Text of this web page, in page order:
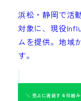
浜松・静岡で活
対象に、現役
ムを提供。地域
す。
＼ 売上に直結する仕組